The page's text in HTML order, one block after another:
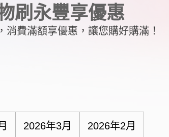
刷永豐享優惠
消費滿額享優惠，讓您購好購滿！
2026年3月 2026年2月